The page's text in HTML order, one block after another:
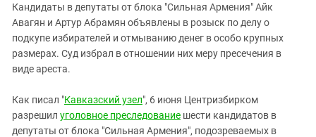
Ростовская область
Северная Осетия - Алания
СКФО
Чечня
Южная Осетия
Кандидаты в депутаты от блока "Сильная Армения" Айк
Авагян и Артур Абрамян объявлены в розыск по делу о
подкупе избирателей и отмыванию денег в особо крупных
размерах. Суд избрал в отношении них меру пресечения в
виде ареста.
Как писал "Кавказский узел", 6 июня Центризбирком
разрешил уголовное преследование шести кандидатов в
депутаты от блока "Сильная Армения", подозреваемых в